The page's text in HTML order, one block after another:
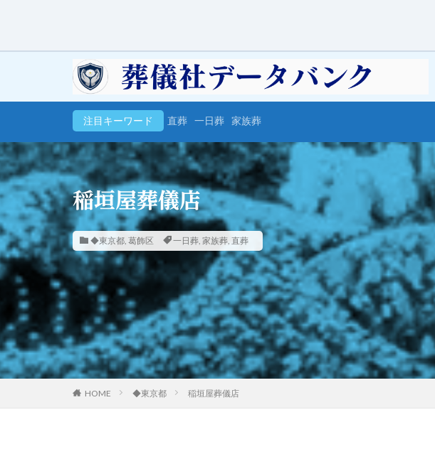
注目キーワード 直葬 一日葬 家族葬
稲垣屋葬儀店
◆東京都, 葛飾区 一日葬, 家族葬, 直葬
HOME ◆東京都 稲垣屋葬儀店